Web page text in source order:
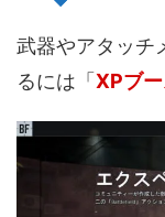
武器やアタッチ
るには「 XPブー